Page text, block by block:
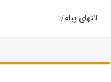
انتهای پیام/